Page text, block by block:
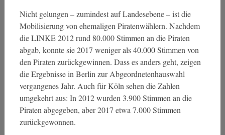
Nicht gelungen – zumindest auf Landesebene – ist die
Mobilisierung von ehemaligen Piratenwählern. Nachdem
die LINKE 2012 rund 80.000 Stimmen an die Piraten
abgab, konnte sie 2017 weniger als 40.000 Stimmen von
den Piraten zurückgewinnen. Dass es anders geht, zeigen
die Ergebnisse in Berlin zur Abgeordnetenhauswahl
vergangenes Jahr. Auch für Köln sehen die Zahlen
umgekehrt aus: In 2012 wurden 3.900 Stimmen an die
Piraten abgegeben, aber 2017 etwa 7.000 Stimmen
zurückgewonnen.